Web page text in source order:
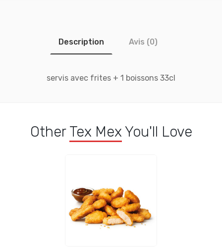
Description Avis (0)
servis avec frites + 1 boissons 33cl
Other Tex Mex You'll Love